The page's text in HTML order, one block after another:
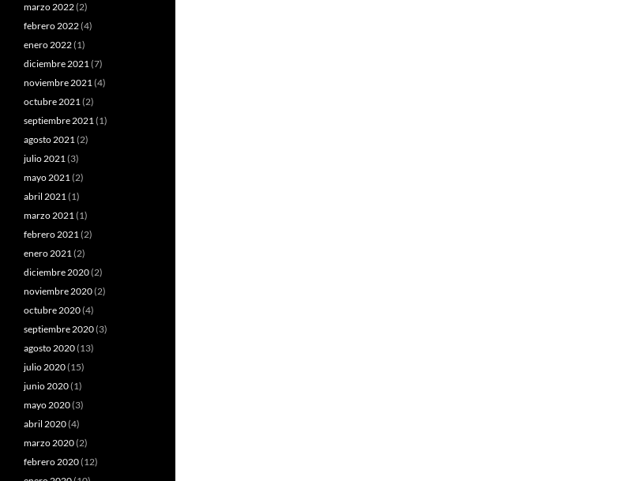
marzo 2022(2)
febrero 2022(4)
enero 2022(1)
diciembre 2021(7)
noviembre 2021(4)
octubre 2021(2)
septiembre 2021(1)
agosto 2021(2)
julio 2021(3)
mayo 2021(2)
abril 2021(1)
marzo 2021(1)
febrero 2021(2)
enero 2021(2)
diciembre 2020(2)
noviembre 2020(2)
octubre 2020(4)
septiembre 2020(3)
agosto 2020(13)
julio 2020(15)
junio 2020(1)
mayo 2020(3)
abril 2020(4)
marzo 2020(2)
febrero 2020(12)